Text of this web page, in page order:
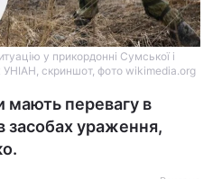
у прикордонні Сумської і
УНІАН, скриншот, фото wikimedia.org
мають перевагу в
засобах ураження,